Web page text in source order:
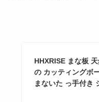
HHXRISE まな板
の カッティングボ
まないた っ手付き